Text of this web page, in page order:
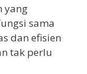
yang
sama
dan efisien
tak perlu